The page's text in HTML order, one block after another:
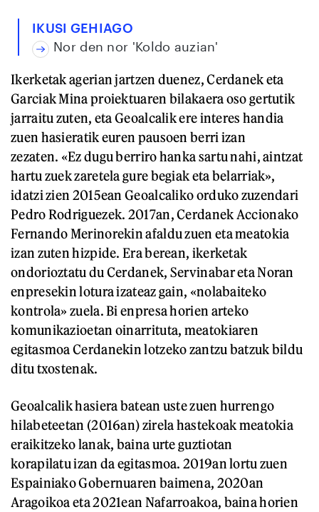
IKUSI GEHIAGO
Nor den nor 'Koldo auzian'
Ikerketak agerian jartzen duenez, Cerdanek eta
Garciak Mina proiektuaren bilakaera oso gertutik
jarraitu zuten, eta Geoalcalik ere interes handia
zuen hasieratik euren pausoen berri izan
zezaten. «Ez dugu berriro hanka sartu nahi, aintzat
hartu zuek zaretela gure begiak eta belarriak»,
idatzi zien 2015ean Geoalcaliko orduko zuzendari
Pedro Rodriguezek. 2017an, Cerdanek Accionako
Fernando Merinorekin afaldu zuen eta meatokia
izan zuten hizpide. Era berean, ikerketak
ondorioztatu du Cerdanek, Servinabar eta Noran
enpresekin lotura izateaz gain, «nolabaiteko
kontrola» zuela. Bi enpresa horien arteko
komunikazioetan oinarrituta, meatokiaren
egitasmoa Cerdanekin lotzeko zantzu batzuk bildu
ditu txostenak.
Geoalcalik hasiera batean uste zuen hurrengo
hilabeteetan (2016an) zirela hastekoak meatokia
eraikitzeko lanak, baina urte guztiotan
korapilatu izan da egitasmoa. 2019an lortu zuen
Espainiako Gobernuaren baimena, 2020an
Aragoikoa eta 2021ean Nafarroakoa, baina horien